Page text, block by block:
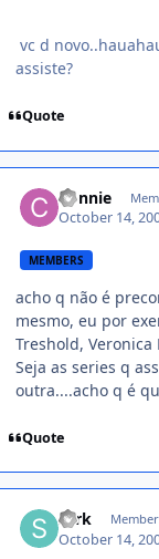
vc d
assiste?
Quote
Connie
October 14,
MEMBERS
acho q não é
mesmo, eu por
Treshold, Veronica
Seja as series q
outra....acho q é
Quote
sark
October 14,